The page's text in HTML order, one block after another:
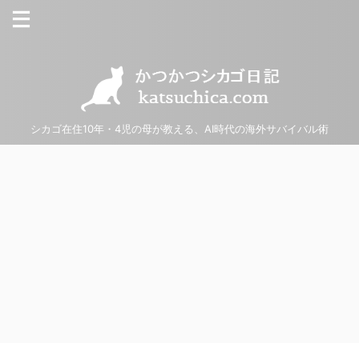
シカゴ在住10年・4児の母が教える、AI時代の海外サバイバル術